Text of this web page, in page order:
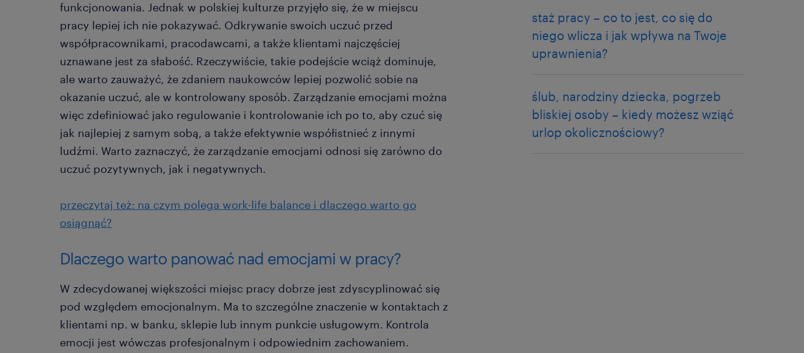
funkcjonowania. Jednak w polskiej kulturze przyjęło się, że w miejscu
pracy lepiej ich nie pokazywać. Odkrywanie swoich uczuć przed
współpracownikami, pracodawcami, a także klientami najczęściej
uznawane jest za słabość. Rzeczywiście, takie podejście wciąż dominuje,
ale warto zauważyć, że zdaniem naukowców lepiej pozwolić sobie na
okazanie uczuć, ale w kontrolowany sposób. Zarządzanie emocjami można
więc zdefiniować jako regulowanie i kontrolowanie ich po to, aby czuć się
jak najlepiej z samym sobą, a także efektywnie współistnieć z innymi
ludźmi. Warto zaznaczyć, że zarządzanie emocjami odnosi się zarówno do
uczuć pozytywnych, jak i negatywnych.
przeczytaj też: na czym polega work-life balance i dlaczego warto go
osiągnąć?
Dlaczego warto panować nad emocjami w pracy?
W zdecydowanej większości miejsc pracy dobrze jest zdyscyplinować się
pod względem emocjonalnym. Ma to szczególne znaczenie w kontaktach z
klientami np. w banku, sklepie lub innym punkcie usługowym. Kontrola
emocji jest wówczas profesjonalnym i odpowiednim zachowaniem.
staż pracy – co to jest, co się do
niego wlicza i jak wpływa na Twoje
uprawnienia?
ślub, narodziny dziecka, pogrzeb
bliskiej osoby – kiedy możesz wziąć
urlop okolicznościowy?